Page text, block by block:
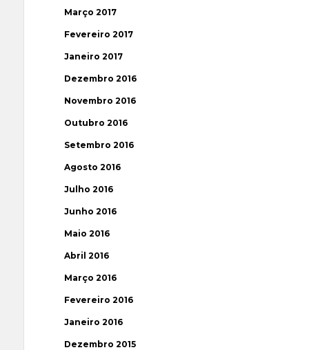
Março 2017
Fevereiro 2017
Janeiro 2017
Dezembro 2016
Novembro 2016
Outubro 2016
Setembro 2016
Agosto 2016
Julho 2016
Junho 2016
Maio 2016
Abril 2016
Março 2016
Fevereiro 2016
Janeiro 2016
Dezembro 2015